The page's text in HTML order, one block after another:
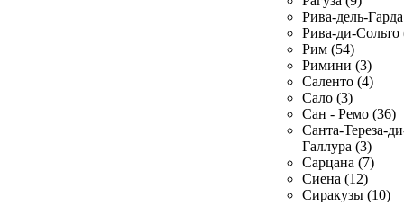
Рива-дель-
Рива-ди-Сольто
Рим (54)
Римини (3)
Саленто (4)
Сало (3)
Сан - Ремо (36)
Санта-Тереза-
Галлура (3)
Сарцана (7)
Сиена (12)
Сиракузы (10)